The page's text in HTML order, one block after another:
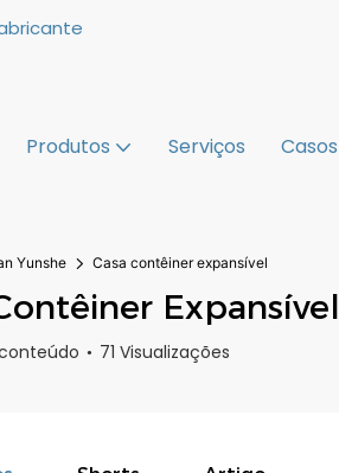
Produtos Serviços Casos
Yunshe Casa contêiner expansível
Expansível
71 Visualizações